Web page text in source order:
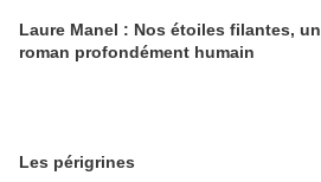
Laure Manel : Nos étoiles filantes, un
roman profondément humain
Les périgrines